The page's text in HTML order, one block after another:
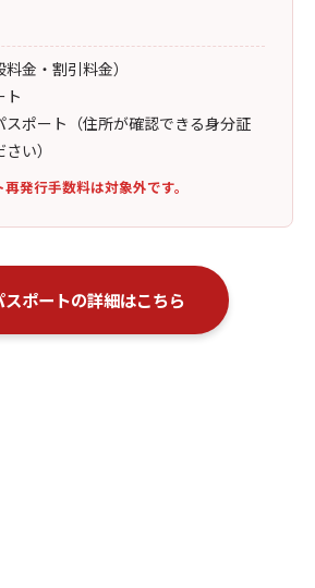
金・割引料金）
ト
スポート（住所が確認できる身分証
い）
発行手数料は対象外です。
スポートの詳細はこちら